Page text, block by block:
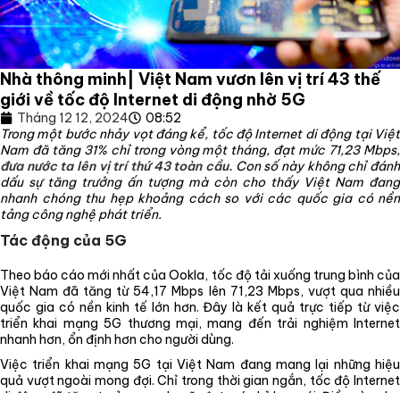
Nhà thông minh| Việt Nam vươn lên vị trí 43 thế
giới về tốc độ Internet di động nhờ 5G
Tháng 12 12, 2024
08:52
Trong một bước nhảy vọt đáng kể, tốc độ Internet di động tại Việt
Nam đã tăng 31% chỉ trong vòng một tháng, đạt mức 71,23 Mbps,
đưa nước ta lên vị trí thứ 43 toàn cầu. Con số này không chỉ đánh
dấu sự tăng trưởng ấn tượng mà còn cho thấy Việt Nam đang
nhanh chóng thu hẹp khoảng cách so với các quốc gia có nền
tảng công nghệ phát triển.
Tác động của 5G
Theo báo cáo mới nhất của Ookla, tốc độ tải xuống trung bình của
Việt Nam đã tăng từ 54,17 Mbps lên 71,23 Mbps, vượt qua nhiều
quốc gia có nền kinh tế lớn hơn. Đây là kết quả trực tiếp từ việc
triển khai mạng 5G thương mại, mang đến trải nghiệm Internet
nhanh hơn, ổn định hơn cho người dùng.
Việc triển khai mạng 5G tại Việt Nam đang mang lại những hiệu
quả vượt ngoài mong đợi. Chỉ trong thời gian ngắn, tốc độ Internet